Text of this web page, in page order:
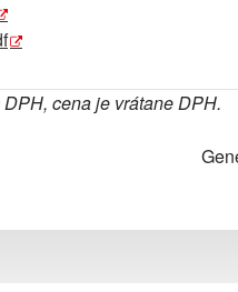
cena je vrátane DPH.